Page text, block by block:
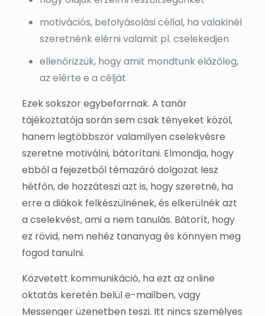
motivációs, befolyásolási céllal, ha valakinél
szeretnénk elérni valamit pl. cselekedjen
ellenőrizzük, hogy amit mondtunk előzőleg,
az elérte e a célját
Ezek sokszor egybeforrnak. A tanár
tájékoztatója során sem csak tényeket közöl,
hanem legtöbbször valamilyen cselekvésre
szeretne motiválni, bátorítani. Elmondja, hogy
ebből a fejezetből témazáró dolgozat lesz
hétfőn, de hozzáteszi azt is, hogy szeretné, ha
erre a diákok felkészülnének, és elkerülnék azt
a cselekvést, ami a nem tanulás. Bátorít, hogy
ez rövid, nem nehéz tananyag és könnyen meg
fogod tanulni.
Közvetett kommunikáció, ha ezt az online
oktatás keretén belül e-mailben, vagy
Messenger üzenetben teszi. Itt nincs személyes